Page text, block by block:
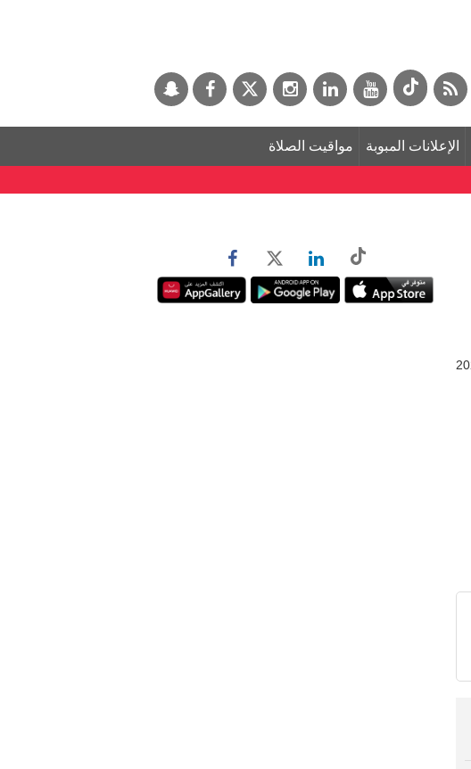
الإعلانات المبوبة مواقيت الصلاة